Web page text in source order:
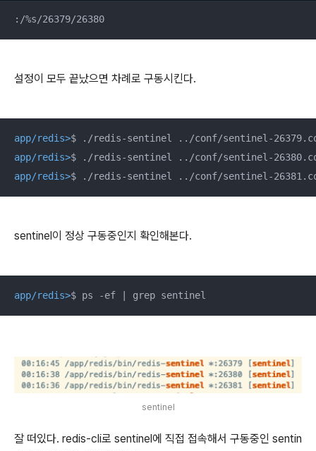
:/%s/26379/26380
설정이 모두 끝났으면 차례로 구동시킨다.
app/redis>$ ./redis-sentinel ../conf/sentinel-
app/redis>$ ./redis-sentinel ../conf/sentinel-
app/redis>$ ./redis-sentinel ../conf/sentinel-
sentinel이 정상 구동중인지 확인해본다.
app/redis>$ ps -ef | grep sentinel
sentinel
잘 떠있다. redis-cli로 sentinel에 직접 접속해서 구동중인 sentin